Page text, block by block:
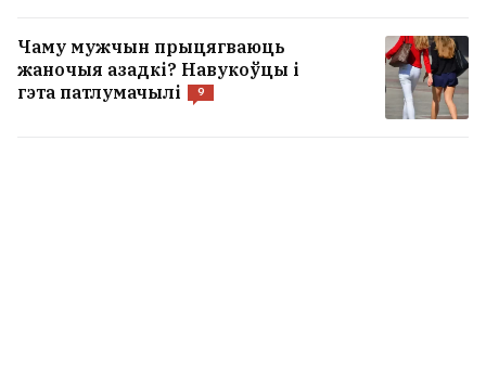
Чаму мужчын прыцягваюць
жаночыя азадкі? Навукоўцы і
гэта патлумачылі
9